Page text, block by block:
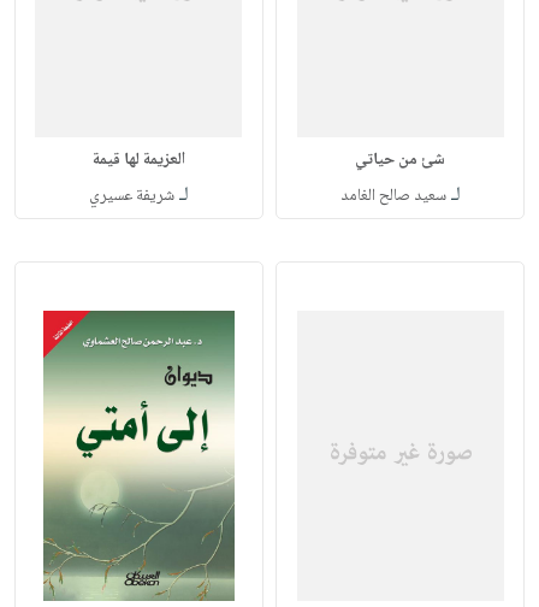
شئ من حياتي
لـسعيد صالح الغامد
العزيمة لها قيمة
لـشريفة عسيري